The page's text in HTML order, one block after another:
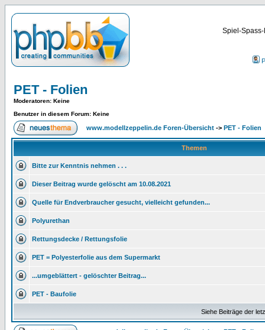
Spiel-
PET - Folien
Moderatoren: Keine
Benutzer in diesem Forum: Keine
www.modellzeppelin.de Foren-Übersicht -> PET - Folien
Themen
Bitte zur Kenntnis nehmen . . .
Dieser Beitrag wurde gelöscht am 10.08.2021
Quelle für Endverbraucher gesucht, vielleicht gefunden...
Polyurethan
Rettungsdecke / Rettungsfolie
PET = Polyesterfolie aus dem Supermarkt
...umgeblättert - gelöschter Beitrag...
PET - Baufolie
Siehe Beiträge der